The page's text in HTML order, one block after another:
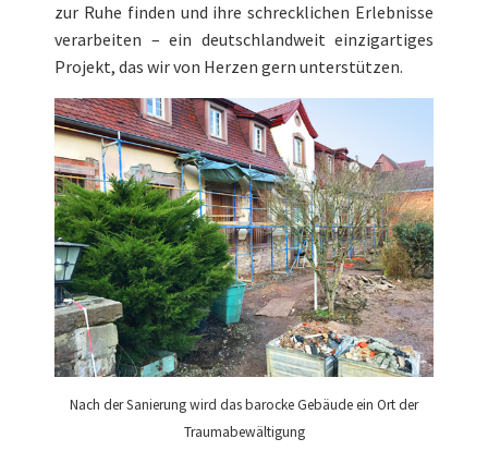
zur Ruhe finden und ihre schrecklichen Erlebnisse
verarbeiten – ein deutschlandweit einzigartiges
Projekt, das wir von Herzen gern unterstützen.
Nach der Sanierung wird das barocke Gebäude ein Ort der
Traumabewältigung